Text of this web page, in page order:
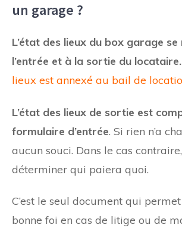
un garage ?
L’état des lieux du box garage se
l’entrée et à la sortie du locataire.
lieux est annexé au bail de
L’état des lieux de sortie est
formulaire d’entrée. Si rien n’a
aucun souci. Dans le cas
déterminer qui paiera quoi.
C’est le seul document qui
bonne foi en cas de litige ou de